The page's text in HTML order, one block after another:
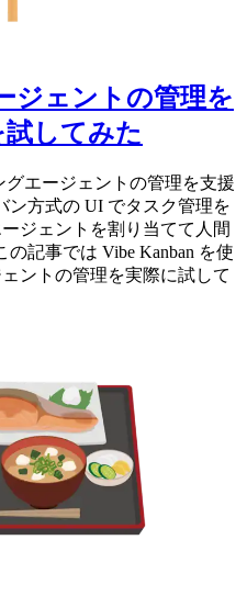
ジェントの管理を
試してみた
グエージェントの管理を支援
ン方式の UI でタスク管理を
ジェントを割り当てて人間
記事では Vibe Kanban を使
ントの管理を実際に試して